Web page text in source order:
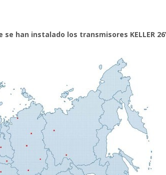
han instalado los transmisores KELLER